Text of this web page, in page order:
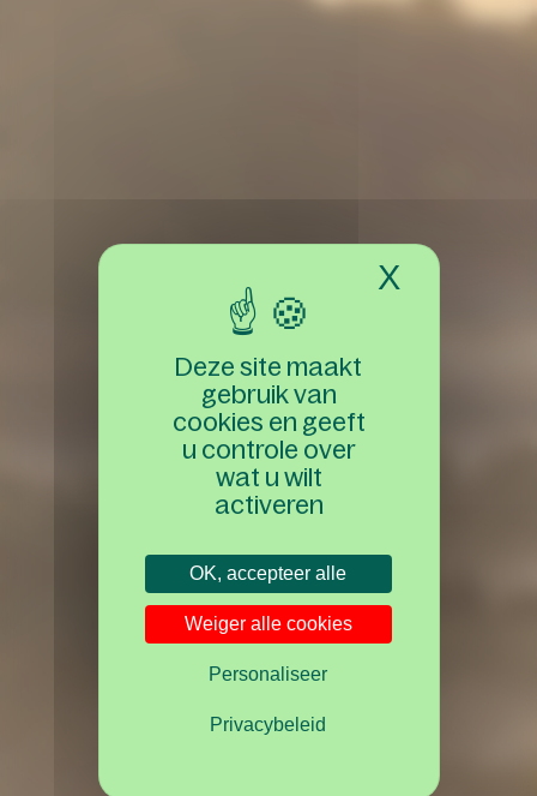
Welkom
bij Center Parcs!
Deze site maakt
gebruik van
cookies en geeft
u controle over
wat u wilt
activeren
OK, accepteer alle
Weiger alle cookies
Personaliseer
Privacybeleid
X